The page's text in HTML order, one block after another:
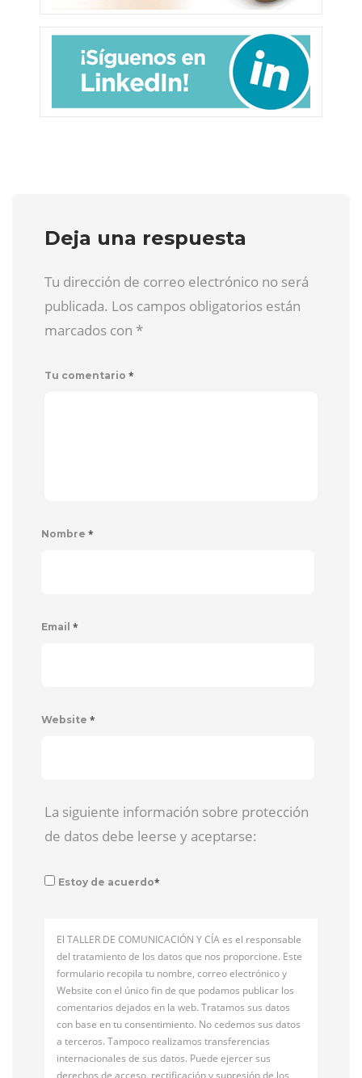
Deja una respuesta
Tu dirección de correo electrónico no será
publicada. Los campos obligatorios están
marcados con *
Tu comentario *
Nombre *
Email *
Website *
La siguiente información sobre protección
de datos debe leerse y aceptarse:
Estoy de acuerdo*
El TALLER DE COMUNICACIÓN Y CÍA es el responsable
del tratamiento de los datos que nos proporcione. Este
formulario recopila tu nombre, correo electrónico y
Website con el único fin de que podamos publicar los
comentarios dejados en la web. Tratamos sus datos
con base en tu consentimiento. No cedemos sus datos
a terceros. Tampoco realizamos transferencias
internacionales de sus datos. Puede ejercer sus
derechos de acceso, rectificación y supresión de los